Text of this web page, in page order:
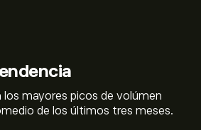
mayores picos de volúmen
de los últimos tres meses.